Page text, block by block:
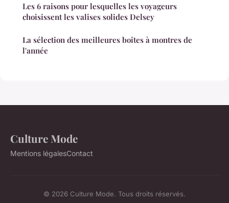
Les 6 raisons pour lesquelles les voyageurs
choisissent les valises solides Delsey
La sélection des meilleures boîtes à montres de
l'année
Culture Mode
Mentions légalesContact
© 2026 Culture Mode. Tous droits réservés.